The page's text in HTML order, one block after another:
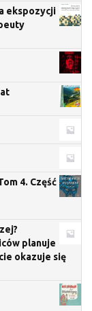
ekspozycji
4. Część
planuje
okazuje się